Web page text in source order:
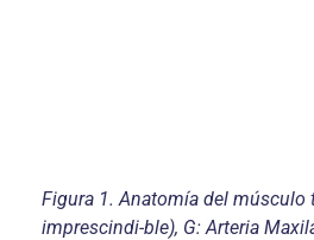
Figura 1. Anatomía del músculo
imprescindi-ble), G: Arteria